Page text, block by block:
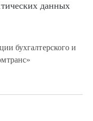
данных
бухгалтерского и